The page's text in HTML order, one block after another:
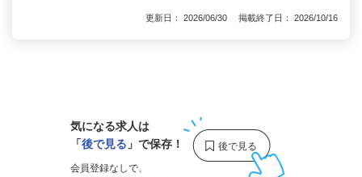
更新日： 2026/06/30 掲載終了日： 2026/10/16
気になる求人は
「後で見る 」で保存！
会員登録なしで、